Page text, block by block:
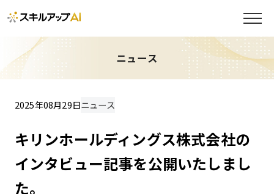
ニュース
2025年08月29日ニュース
キリンホールディングス株式会社の
インタビュー記事を公開いたしまし
た。